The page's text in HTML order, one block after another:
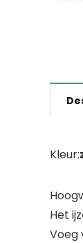
Kleur:
Het
Voeg